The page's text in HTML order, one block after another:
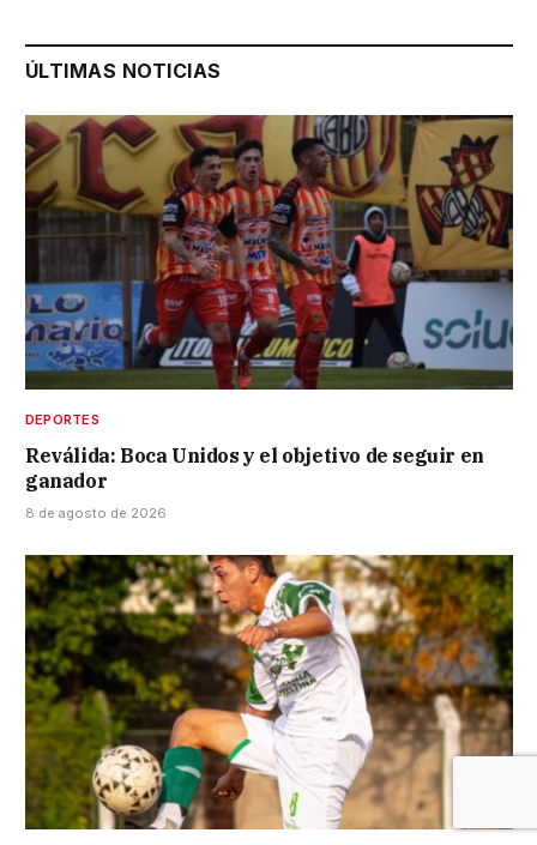
ÚLTIMAS NOTICIAS
DEPORTES
Reválida: Boca Unidos y el objetivo de seguir en
ganador
8 de agosto de 2026